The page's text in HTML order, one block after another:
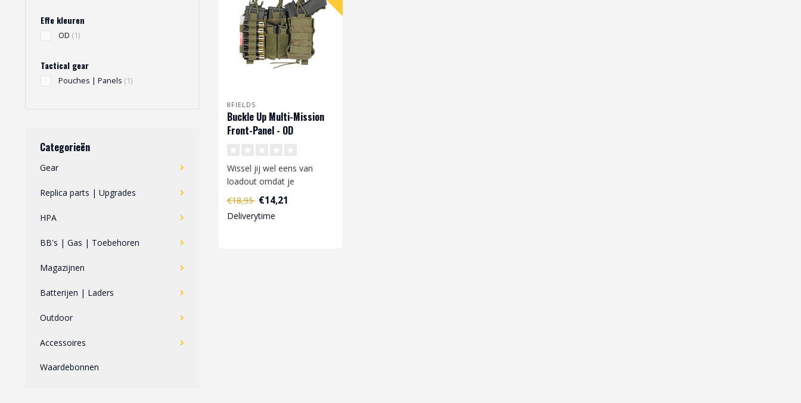
Effe kleuren
OD (1)
Tactical gear
Pouches | Panels (1)
Categorieën
Gear
Replica parts | Upgrades
HPA
BB's | Gas | Toebehoren
Magazijnen
Batterijen | Laders
Outdoor
Accessoires
Waardebonnen
8FIELDS
Buckle Up Multi-Mission
Front-Panel - OD
Wissel jij wel eens van
loadout omdat je
verschillende type replicas
bezit, of s..
€18,95 €14,21
Deliverytime